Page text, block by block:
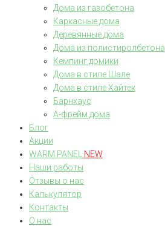
Дома из газобетона
Каркасные дома
Деревянные дома
Дома из полистиролбетона
Кемпинг домики
Дома в стиле Шале
Дома в стиле Хайтек
Барнхаус
А-фрейм дома
Блог
Акции
WARM PANEL
NEW
Наши работы
Отзывы о нас
Калькулятор
Контакты
О нас